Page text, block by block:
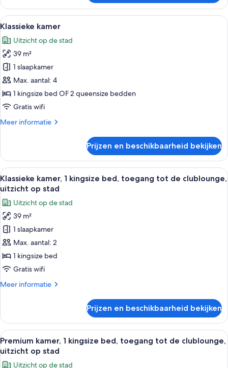
1
slaapkamer,
rolstoeltoegankelijk
(Communication,
Mobility)
Alle
foto's
voor
Klassieke
kamer
laden
Hotelkamer met een groot bed, een
5
Klassieke kamer
Uitzicht op de stad
39 m²
1 slaapkamer
Max. aantal: 4
1 kingsize bed OF 2 queensize bedden
Gratis wifi
Meer informatie
Meer
kamer
Prijzen en beschikbaarheid bekijken
Alle
foto's
voor
Klassieke
kamer,
kingsize
bed,
toegang
de
op
stad
laden
Hotelkamer met een groot bed, een
6
Klassieke kamer, 1 kingsize bed, toegang tot de clublounge,
uitzicht op stad
Uitzicht op de stad
39 m²
1 slaapkamer
Max. aantal: 2
1 kingsize bed
Gratis wifi
Meer informatie
Meer
kamer,
kingsize
bed,
Prijzen en beschikbaarheid bekijken
Alle
foto's
voor
Een moderne eetruimte met ronde
6
Premium kamer, 1 kingsize bed, toegang tot de clublounge,
uitzicht op stad
Uitzicht op de stad